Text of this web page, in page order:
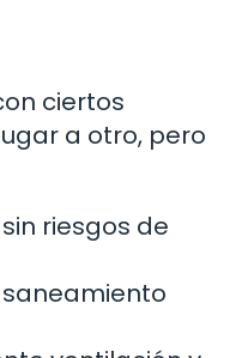
ciertos
a otro, pero
riesgos de